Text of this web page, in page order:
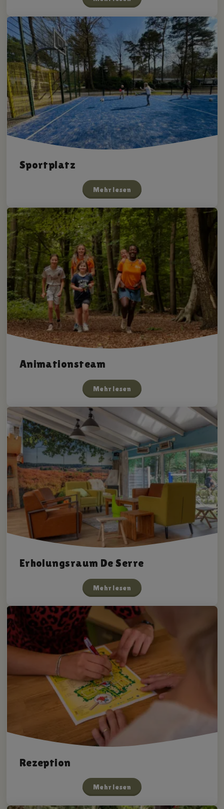
Sportplatz
Mehr lesen
Animationsteam
Mehr lesen
Erholungsraum De Serre
Mehr lesen
Rezeption
Mehr lesen